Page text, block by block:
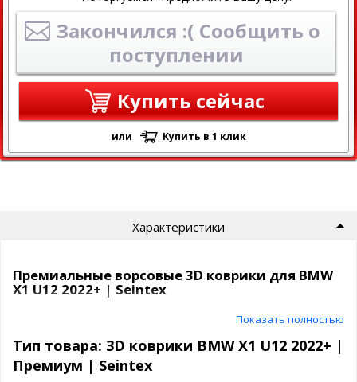
Закончился :( Сообщить о
поступлении
Купить сейчас
или Купить в 1 клик
Характеристики
Премиальные ворсовые 3D коврики для BMW
X1 U12 2022+ | Seintex
Текстильные 3D коврики премиум-класса
| Seintex
Идеальное сочетание материалов: ворсовый верх,
водонепроницаемая прослойка, вспененная основа и
Показать полностью
Тип товара: 3D коврики BMW X1 U12 2022+ |
Премиум | Seintex